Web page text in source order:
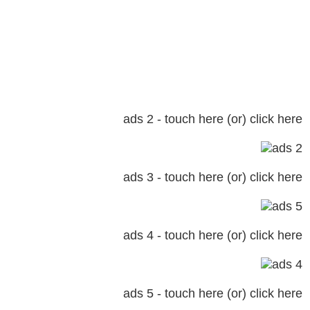
ads 2 - touch here (or) click here
ads 3 - touch here (or) click here
ads 4 - touch here (or) click here
ads 5 - touch here (or) click here